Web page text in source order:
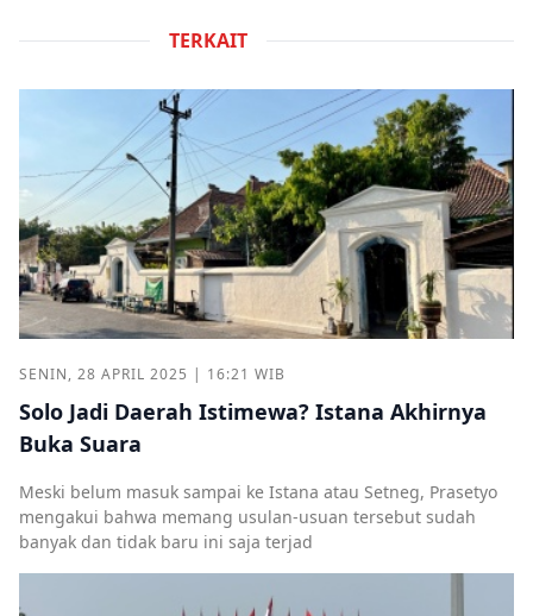
TERKAIT
SENIN, 28 APRIL 2025 | 16:21 WIB
Solo Jadi Daerah Istimewa? Istana Akhirnya
Buka Suara
Meski belum masuk sampai ke Istana atau Setneg, Prasetyo
mengakui bahwa memang usulan-usuan tersebut sudah
banyak dan tidak baru ini saja terjad